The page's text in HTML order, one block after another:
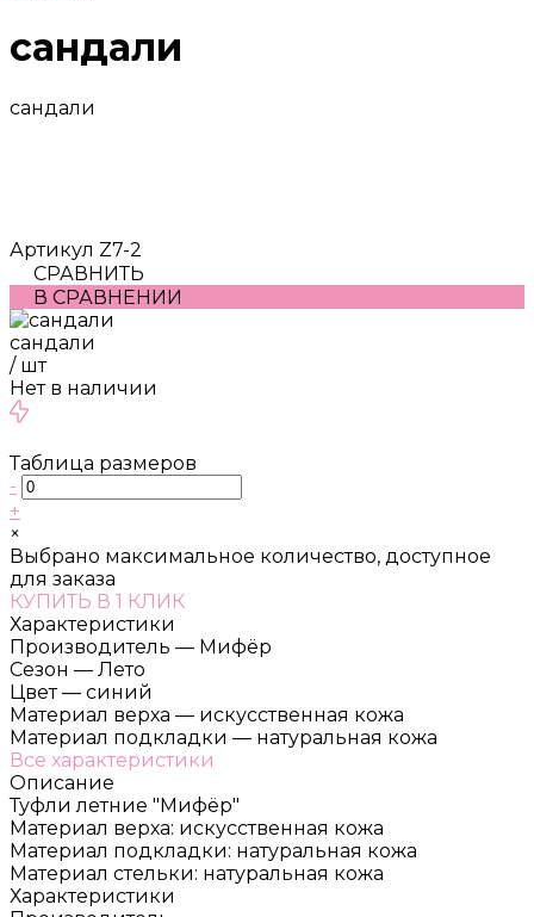
сандали
сандали
Артикул Z7-2
СРАВНИТЬ
В СРАВНЕНИИ
сандали
/ шт
Нет в наличии
Таблица размеров
-
+
×
Выбрано максимальное количество, доступное
для заказа
КУПИТЬ В 1 КЛИК
Характеристики
Производитель — Мифёр
Сезон — Лето
Цвет — синий
Материал верха — искусственная кожа
Материал подкладки — натуральная кожа
Все характеристики
Описание
Туфли летние "Мифёр"
Материал верха: искусственная кожа
Материал подкладки: натуральная кожа
Материал стельки: натуральная кожа
Характеристики